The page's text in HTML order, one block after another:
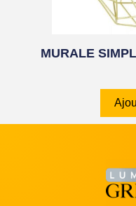
MURALE